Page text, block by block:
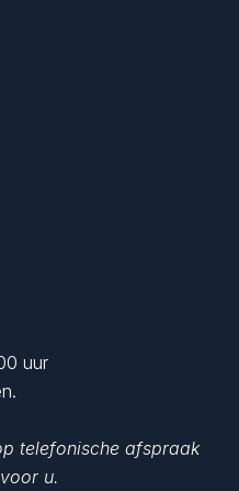
uur
telefonische afspraak
u.